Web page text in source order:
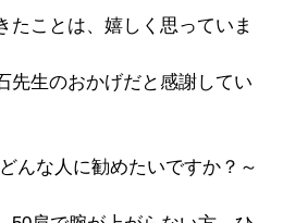
たことは、嬉しく思っていま
先生のおかげだと感謝してい
んな人に勧めたいですか？～